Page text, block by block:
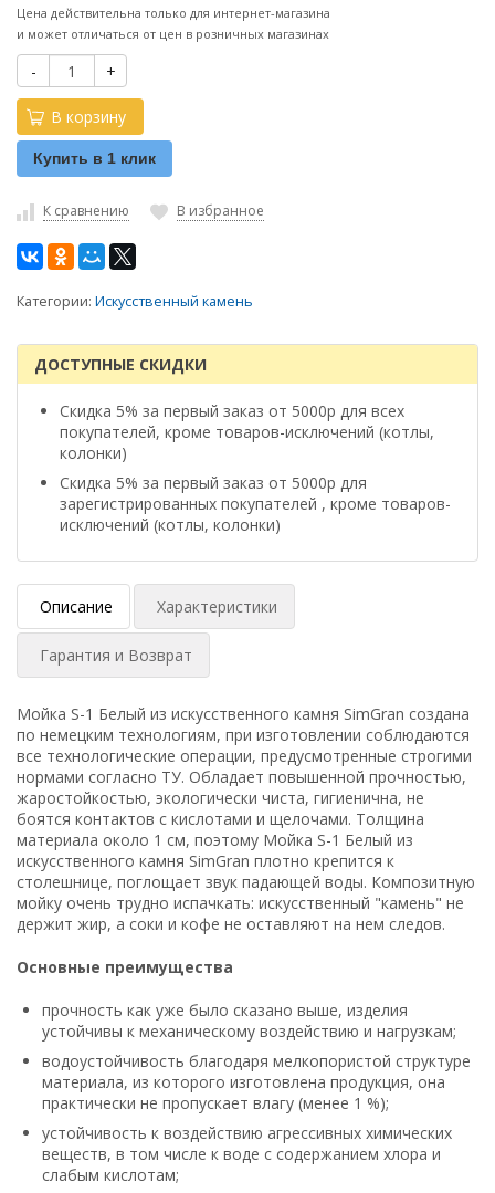
Цена действительна только для интернет-магазина
и может отличаться от цен в розничных магазинах
- +
В корзину
Купить в 1 клик
К сравнению В избранное
Категории: Искусственный камень
ДОСТУПНЫЕ СКИДКИ
Скидка 5% за первый заказ от 5000р для всех
покупателей, кроме товаров-исключений (котлы,
колонки)
Скидка 5% за первый заказ от 5000р для
зарегистрированных покупателей , кроме товаров-
исключений (котлы, колонки)
Описание Характеристики
Гарантия и Возврат
Мойка S-1 Белый из искусственного камня SimGran создана
по немецким технологиям, при изготовлении соблюдаются
все технологические операции, предусмотренные строгими
нормами согласно ТУ. Обладает повышенной прочностью,
жаростойкостью, экологически чиста, гигиенична, не
боятся контактов с кислотами и щелочами. Толщина
материала около 1 см, поэтому Мойка S-1 Белый из
искусственного камня SimGran плотно крепится к
столешнице, поглощает звук падающей воды. Композитную
мойку очень трудно испачкать: искусственный "камень" не
держит жир, а соки и кофе не оставляют на нем следов.
Основные преимущества
прочность как уже было сказано выше, изделия
устойчивы к механическому воздействию и нагрузкам;
водоустойчивость благодаря мелкопористой структуре
материала, из которого изготовлена продукция, она
практически не пропускает влагу (менее 1 %);
устойчивость к воздействию агрессивных химических
веществ, в том числе к воде с содержанием хлора и
слабым кислотам;